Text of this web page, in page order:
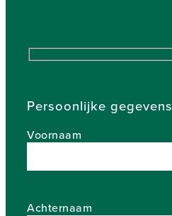
Persoonlijke gegevens
Voornaam
Achternaam